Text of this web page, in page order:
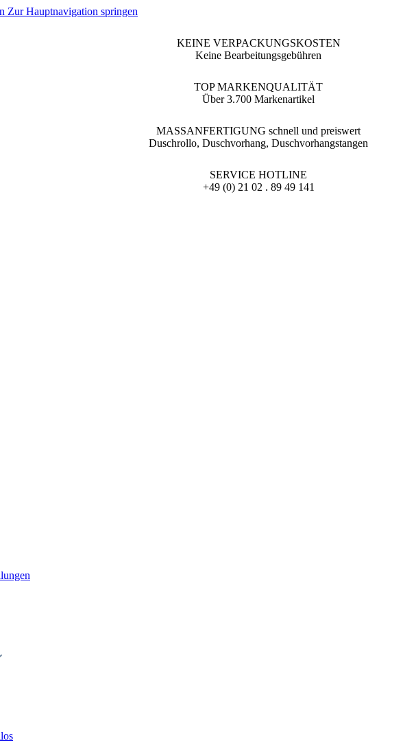
Zur Hauptnavigation springen
KEINE VERPACKUNGSKOSTEN
Keine Bearbeitungsgebühren
TOP MARKENQUALITÄT
Über 3.700 Markenartikel
MASSANFERTIGUNG schnell und preiswert
Duschrollo, Duschvorhang, Duschvorhangstangen
SERVICE HOTLINE
+49 (0) 21 02 . 89 49 141